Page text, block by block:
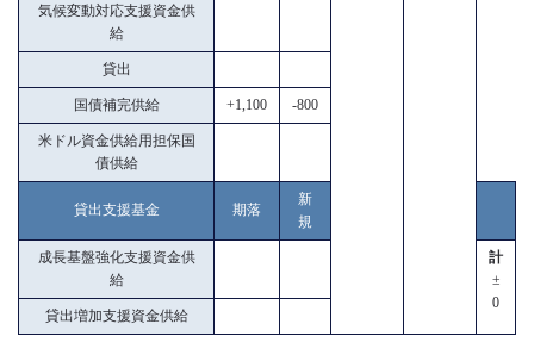
気候変動対応支援資金供
給
貸出
国債補完供給 +1,100 -800
米ドル資金供給用担保国
債供給
貸出支援基金 期落
新
規
成長基盤強化支援資金供
給
計
±
0
貸出増加支援資金供給